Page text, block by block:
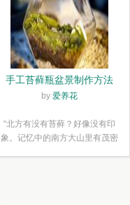
手工苔藓瓶盆景制作方法
by 爱养花
“北方有没有苔藓？好像没有印
象。记忆中的南方大山里有茂密